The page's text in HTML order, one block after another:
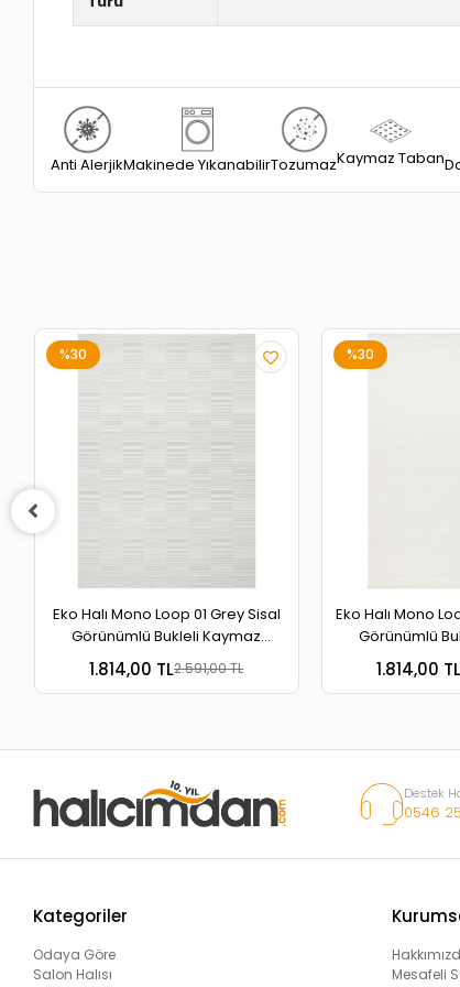
Anti AlerjikMakinede YıkanabilirTozumazKaymaz Taban
%30
Eko Halı Mono Loop 01 Grey Sisal
Görünümlü Bukleli Kaymaz
Tabanlı Yıkanabilir Halı
1.814,00 TL2.591,00 TL
%30
Eko Halı Mono
Görünümlü
Tabanlı
1.814,00 TL
Destek
0546
Kategoriler
Odaya Göre
Salon Halısı
Mesafeli